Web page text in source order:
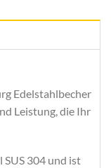
Edelstahlbecher
Leistung, die Ihr
SUS 304 und ist